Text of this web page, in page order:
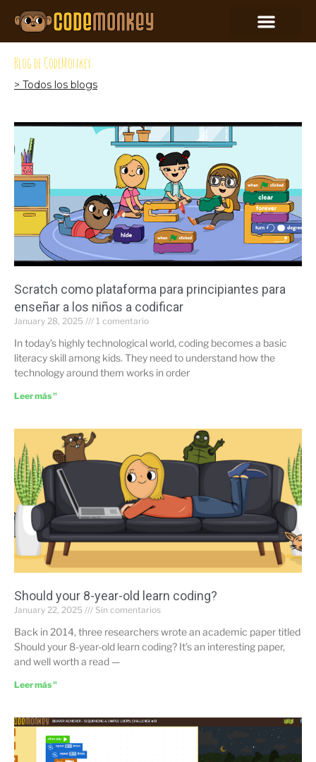
Blog de CodeMonkey
> Todos los blogs
Scratch como plataforma para principiantes para
enseñar a los niños a codificar
January 28, 2025 1 comentario
In today’s highly technological world, coding becomes a basic
literacy skill among kids. They need to understand how the
technology around them works in order
Leer más "
Should your 8-year-old learn coding?
January 22, 2025 Sin comentarios
Back in 2014, three researchers wrote an academic paper titled
Should your 8-year-old learn coding? It’s an interesting paper,
and well worth a read —
Leer más "